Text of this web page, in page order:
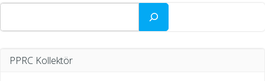
Ara
PPRC Kollektör